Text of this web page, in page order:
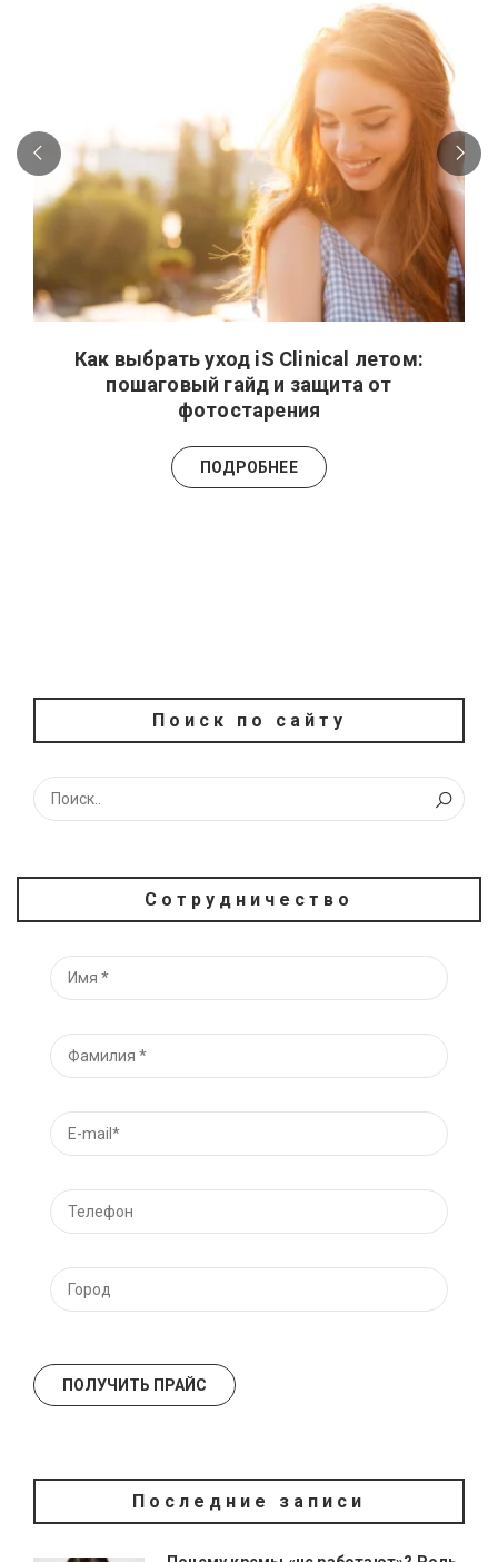
Как выбрать уход iS Clinical летом:
пошаговый гайд и защита от
фотостарения
ПОДРОБНЕЕ
Поиск по сайту
Сотрудничество
Последние записи